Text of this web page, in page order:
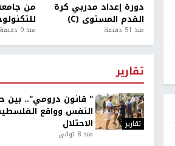
دورة إعداد مدربي كرة
القدم المستوى (C)
منذ 51 دقيقة
من
منذ 9 دقيقة
تقارير
تقارير
" قانون درومي".. بين
النفس وواقع
الاحتلال
منذ 8 ثواني